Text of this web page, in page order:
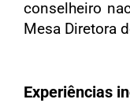
conselheiro
Mesa Diretora
Experiências